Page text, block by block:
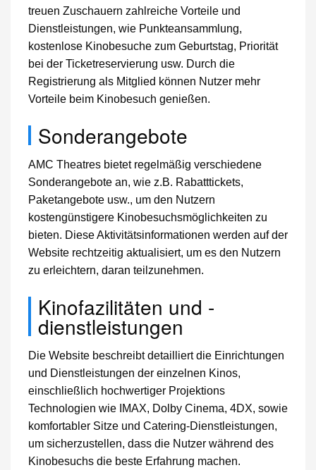
treuen Zuschauern zahlreiche Vorteile und
Dienstleistungen, wie Punkteansammlung,
kostenlose Kinobesuche zum Geburtstag, Priorität
bei der Ticketreservierung usw. Durch die
Registrierung als Mitglied können Nutzer mehr
Vorteile beim Kinobesuch genießen.
Sonderangebote
AMC Theatres bietet regelmäßig verschiedene
Sonderangebote an, wie z.B. Rabatttickets,
Paketangebote usw., um den Nutzern
kostengünstigere Kinobesuchsmöglichkeiten zu
bieten. Diese Aktivitätsinformationen werden auf der
Website rechtzeitig aktualisiert, um es den Nutzern
zu erleichtern, daran teilzunehmen.
Kinofazilitäten und -
dienstleistungen
Die Website beschreibt detailliert die Einrichtungen
und Dienstleistungen der einzelnen Kinos,
einschließlich hochwertiger Projektions
Technologien wie IMAX, Dolby Cinema, 4DX, sowie
komfortabler Sitze und Catering-Dienstleistungen,
um sicherzustellen, dass die Nutzer während des
Kinobesuchs die beste Erfahrung machen.